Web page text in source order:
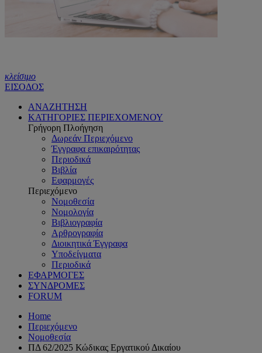
κλείσιμο
ΕΙΣΟΔΟΣ
ΑΝΑΖΗΤΗΣΗ
ΚΑΤΗΓΟΡΙΕΣ ΠΕΡΙΕΧΟΜΕΝΟΥ
Γρήγορη Πλοήγηση
Δωρεάν Περιεχόμενο
Έγγραφα επικαιρότητας
Περιοδικά
Βιβλία
Εφαρμογές
Περιεχόμενο
Νομοθεσία
Νομολογία
Βιβλιογραφία
Αρθρογραφία
Διοικητικά Έγγραφα
Υποδείγματα
Περιοδικά
ΕΦΑΡΜΟΓΕΣ
ΣΥΝΔΡΟΜΕΣ
FORUM
Home
Περιεχόμενο
Νομοθεσία
ΠΔ 62/2025 Κώδικας Εργατικού Δικαίου